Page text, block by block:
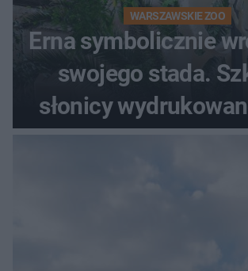
WARSZAWSKIE ZOO
Erna symbolicznie
swojego stada.
słonicy